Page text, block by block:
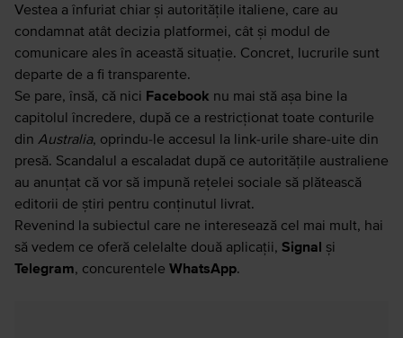
Vestea a înfuriat chiar și autoritățile italiene, care au
condamnat atât decizia platformei, cât și modul de
comunicare ales în această situație. Concret, lucrurile sunt
departe de a fi transparente.
Se pare, însă, că nici Facebook nu mai stă așa bine la
capitolul încredere, după ce a restricționat toate conturile
din Australia, oprindu-le accesul la link-urile share-uite din
presă. Scandalul a escaladat după ce autoritățile australiene
au anunțat că vor să impună rețelei sociale să plătească
editorii de știri pentru conținutul livrat.
Revenind la subiectul care ne interesează cel mai mult, hai
să vedem ce oferă celelalte două aplicații, Signal și
Telegram, concurentele WhatsApp.